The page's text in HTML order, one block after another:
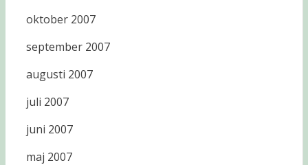
oktober 2007
september 2007
augusti 2007
juli 2007
juni 2007
maj 2007